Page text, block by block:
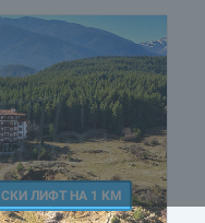
СКИ ЛИФТ НА 1 КМ